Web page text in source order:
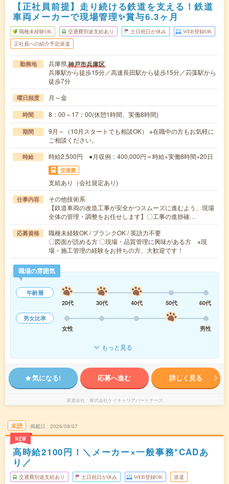
【正社員前提】走り続ける鉄道を支える！鉄道
車両メーカーで現場管理✨賞与6.3ヶ月
職種未経験OK 交通費別途支給あり 土日祝日が休み WEB登録OK
正社員への紹介予定派遣
勤務地 兵庫県神戸市兵庫区
兵庫駅から徒歩15分／高速長田駅から徒歩15分／苅藻駅から
徒歩7分
曜日頻度 月～金
時間 8：00～17：00(休憩1時間、実働8時間)
期間
9月～（10月スタートでも相談OK） ※在職中の方もお気軽に
ご相談ください。
時給 時給2,500円 ●月収例：400,000円＝時給×実働8時間×20日
交通費
支給あり（会社規定あり)
仕事内容
その他技術系
【鉄道車両の改造工事が安全かつスムーズに進むよう、現場
全体の管理・調整をお任せします】〇工事の進捗確…
応募資格
職種未経験OK / ブランクOK / 英語力不要
〇図面が読める方 〇現場・品質管理に興味がある方 ※現
場・施工管理の経験をお持ちの方、大歓迎です！
職場の雰囲気
年齢層
20代
30代 40代 50代
60代
男女比率
女性
男性
もっと見る
気になる! 応募へ進む 詳しく見る
派遣会社 株式会社ケイキャリアパートナーズ
未読
NEW
掲載日 2026/08/07
高時給2100円！＼メーカー×一般事務*CADあ
り／
交通費別途支給あり 土日祝日が休み WEB登録OK 派遣